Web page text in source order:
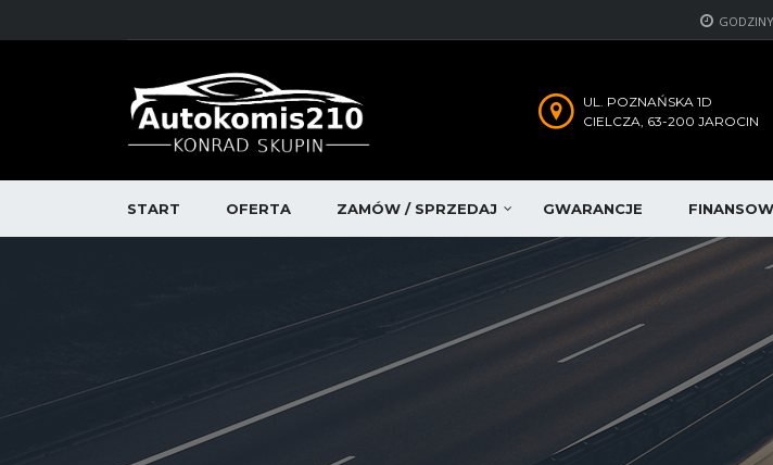
UL. POZNAŃSKA 1D
CIELCZA, 63-200 JAROCIN
START OFERTA ZAMÓW / SPRZEDAJ GWARANCJE